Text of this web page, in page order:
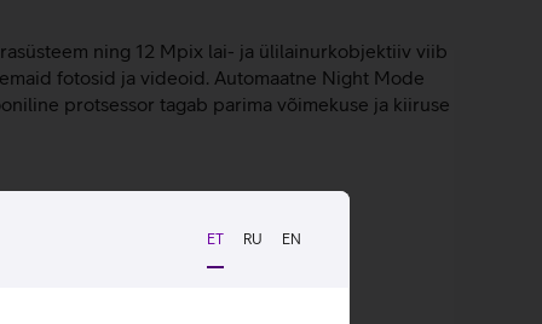
ET RU EN
ning 12 Mpix lai- ja ülilainurkobjektiiv viib
fotosid ja videoid. Automaatne Night Mode
protsessor tagab parima võimekuse ja kiiruse